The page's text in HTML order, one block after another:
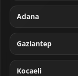
Adana
Gaziantep
Kocaeli